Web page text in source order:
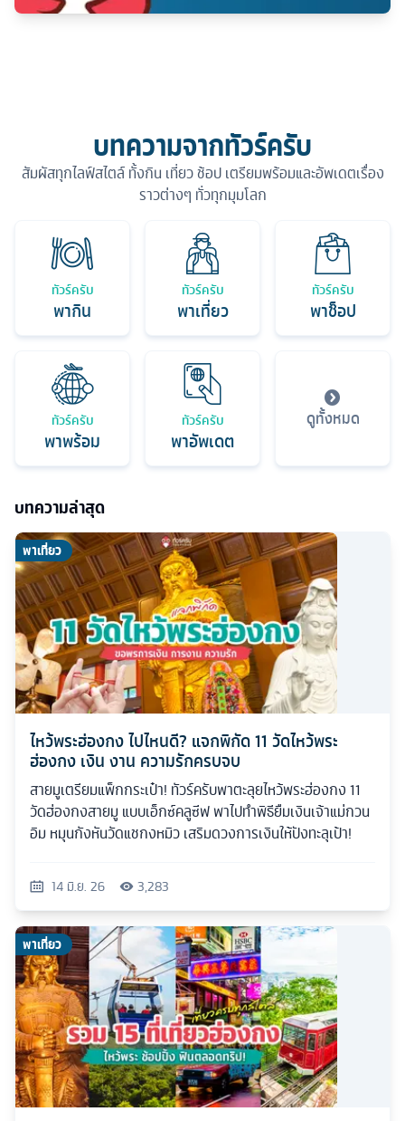
บทความจากทัวร์ครับ
สัมผัสทุกไลฟ์สไตล์ ทั้งกิน เที่ยว ช้อป เตรียมพร้อมและอัพเดตเรื่อง
ราวต่างๆ ทั่วทุกมุมโลก
ทัวร์ครับ
พากิน
ทัวร์ครับ
พาเที่ยว
ทัวร์ครับ
พาช็อป
ทัวร์ครับ
พาพร้อม
ทัวร์ครับ
พาอัพเดต
ดูทั้งหมด
บทความล่าสุด
พาเที่ยว
ไหว้พระฮ่องกง ไปไหนดี? แจกพิกัด 11 วัดไหว้พระ
ฮ่องกง เงิน งาน ความรักครบจบ
สายมูเตรียมแพ็กกระเป๋า! ทัวร์ครับพาตะลุยไหว้พระฮ่องกง 11
วัดฮ่องกงสายมู แบบเอ็กซ์คลูซีฟ พาไปทำพิธียืมเงินเจ้าแม่กวน
อิม หมุนกังหันวัดแชกงหมิว เสริมดวงการเงินให้ปังทะลุเป้า!
14 มิ.ย. 26 3,283
พาเที่ยว